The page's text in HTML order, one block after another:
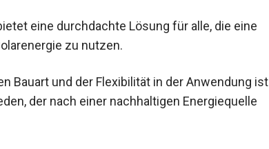
eine durchdachte Lösung für alle, die eine
zu nutzen.
Bauart und der Flexibilität in der Anwendung ist
der nach einer nachhaltigen Energiequelle